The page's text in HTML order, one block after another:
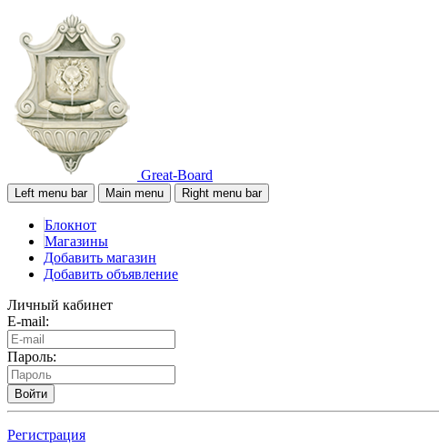
Great-Board
Left menu bar Main menu Right menu bar
Блокнот
Магазины
Добавить магазин
Добавить объявление
Личный кабинет
E-mail:
Пароль:
Войти
Регистрация